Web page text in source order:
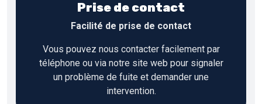
Prise de contact
Facilité de prise de contact
Vous pouvez nous contacter facilement par
téléphone ou via notre site web pour signaler
un problème de fuite et demander une
intervention.